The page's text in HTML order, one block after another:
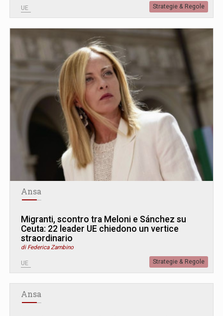
UE Strategie & Regole
Ansa
Migranti, scontro tra Meloni e Sánchez su
Ceuta: 22 leader UE chiedono un vertice
straordinario
di Federica Zambino
UE Strategie & Regole
Ansa